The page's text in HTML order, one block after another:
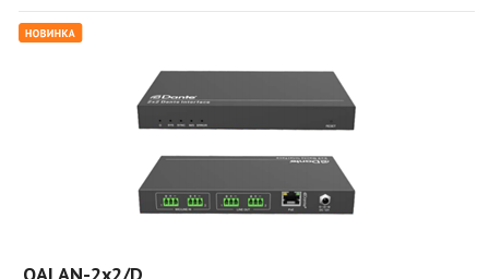
QAI AN-2х2/D